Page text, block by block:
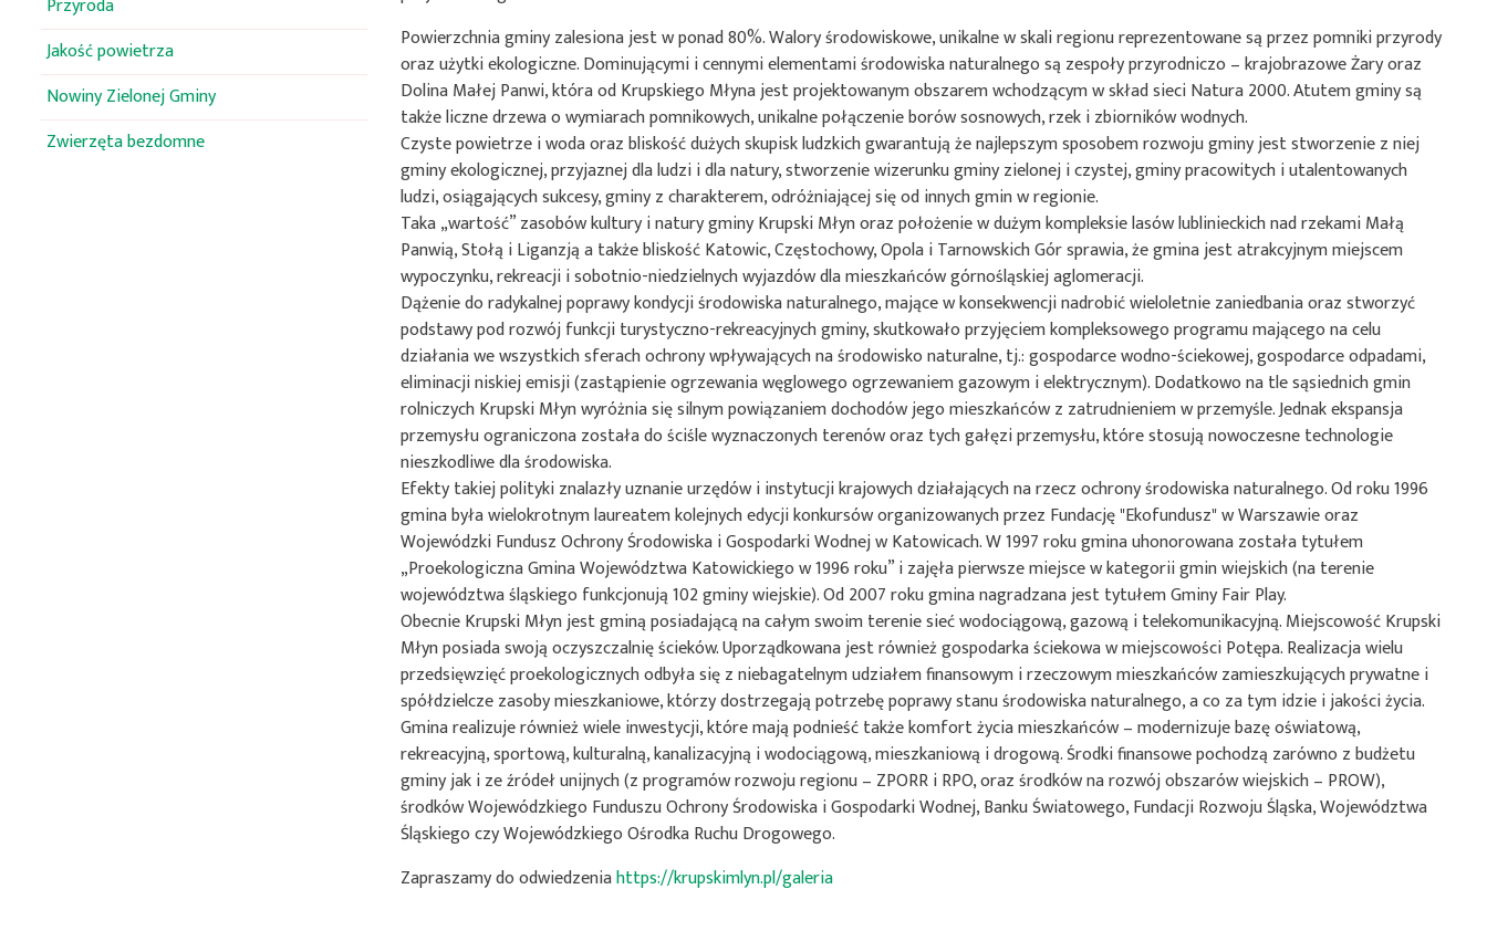
Przyroda
Jakość powietrza
Nowiny Zielonej Gminy
Zwierzęta bezdomne
Powierzchnia gminy zalesiona jest w ponad 80%. Walory środowiskowe, unikalne w skali regionu reprezentowane są przez pomniki przyrody
oraz użytki ekologiczne. Dominującymi i cennymi elementami środowiska naturalnego są zespoły przyrodniczo – krajobrazowe Żary oraz
Dolina Małej Panwi, która od Krupskiego Młyna jest projektowanym obszarem wchodzącym w skład sieci Natura 2000. Atutem gminy są
także liczne drzewa o wymiarach pomnikowych, unikalne połączenie borów sosnowych, rzek i zbiorników wodnych.
Czyste powietrze i woda oraz bliskość dużych skupisk ludzkich gwarantują że najlepszym sposobem rozwoju gminy jest stworzenie z niej
gminy ekologicznej, przyjaznej dla ludzi i dla natury, stworzenie wizerunku gminy zielonej i czystej, gminy pracowitych i utalentowanych
ludzi, osiągających sukcesy, gminy z charakterem, odróżniającej się od innych gmin w regionie.
Taka „wartość” zasobów kultury i natury gminy Krupski Młyn oraz położenie w dużym kompleksie lasów lublinieckich nad rzekami Małą
Panwią, Stołą i Liganzją a także bliskość Katowic, Częstochowy, Opola i Tarnowskich Gór sprawia, że gmina jest atrakcyjnym miejscem
wypoczynku, rekreacji i sobotnio-niedzielnych wyjazdów dla mieszkańców górnośląskiej aglomeracji.
Dążenie do radykalnej poprawy kondycji środowiska naturalnego, mające w konsekwencji nadrobić wieloletnie zaniedbania oraz stworzyć
podstawy pod rozwój funkcji turystyczno-rekreacyjnych gminy, skutkowało przyjęciem kompleksowego programu mającego na celu
działania we wszystkich sferach ochrony wpływających na środowisko naturalne, tj.: gospodarce wodno-ściekowej, gospodarce odpadami,
eliminacji niskiej emisji (zastąpienie ogrzewania węglowego ogrzewaniem gazowym i elektrycznym). Dodatkowo na tle sąsiednich gmin
rolniczych Krupski Młyn wyróżnia się silnym powiązaniem dochodów jego mieszkańców z zatrudnieniem w przemyśle. Jednak ekspansja
przemysłu ograniczona została do ściśle wyznaczonych terenów oraz tych gałęzi przemysłu, które stosują nowoczesne technologie
nieszkodliwe dla środowiska.
Efekty takiej polityki znalazły uznanie urzędów i instytucji krajowych działających na rzecz ochrony środowiska naturalnego. Od roku 1996
gmina była wielokrotnym laureatem kolejnych edycji konkursów organizowanych przez Fundację "Ekofundusz" w Warszawie oraz
Wojewódzki Fundusz Ochrony Środowiska i Gospodarki Wodnej w Katowicach. W 1997 roku gmina uhonorowana została tytułem
„Proekologiczna Gmina Województwa Katowickiego w 1996 roku” i zajęła pierwsze miejsce w kategorii gmin wiejskich (na terenie
województwa śląskiego funkcjonują 102 gminy wiejskie). Od 2007 roku gmina nagradzana jest tytułem Gminy Fair Play.
Obecnie Krupski Młyn jest gminą posiadającą na całym swoim terenie sieć wodociągową, gazową i telekomunikacyjną. Miejscowość Krupski
Młyn posiada swoją oczyszczalnię ścieków. Uporządkowana jest również gospodarka ściekowa w miejscowości Potępa. Realizacja wielu
przedsięwzięć proekologicznych odbyła się z niebagatelnym udziałem finansowym i rzeczowym mieszkańców zamieszkujących prywatne i
spółdzielcze zasoby mieszkaniowe, którzy dostrzegają potrzebę poprawy stanu środowiska naturalnego, a co za tym idzie i jakości życia.
Gmina realizuje również wiele inwestycji, które mają podnieść także komfort życia mieszkańców – modernizuje bazę oświatową,
rekreacyjną, sportową, kulturalną, kanalizacyjną i wodociągową, mieszkaniową i drogową. Środki finansowe pochodzą zarówno z budżetu
gminy jak i ze źródeł unijnych (z programów rozwoju regionu – ZPORR i RPO, oraz środków na rozwój obszarów wiejskich – PROW),
środków Wojewódzkiego Funduszu Ochrony Środowiska i Gospodarki Wodnej, Banku Światowego, Fundacji Rozwoju Śląska, Województwa
Śląskiego czy Wojewódzkiego Ośrodka Ruchu Drogowego.
Zapraszamy do odwiedzeniahttps://krupskimlyn.pl/galeria